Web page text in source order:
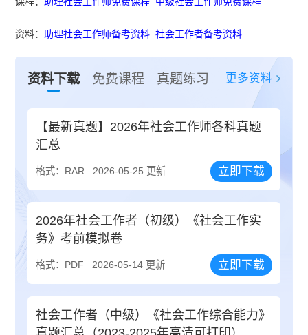
资料： 助理社会工作师备考资料 社会工作者备考资料
资料下载 免费课程 真题练习 更多资料
【最新真题】2026年社会工作师各科真题
汇总
格式：RAR 2026-05-25 更新 立即下载
2026年社会工作者（初级）《社会工作实
务》考前模拟卷
格式：PDF 2026-05-14 更新 立即下载
社会工作者（中级）《社会工作综合能力》